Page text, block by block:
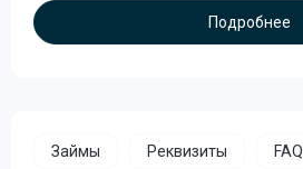
Подробнее
Займы Реквизиты FAQ